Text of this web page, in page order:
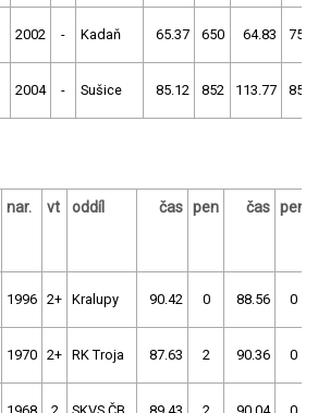
2002 - Kadaň 65.37 650 64.83 754
2004 - Sušice 85.12 852 113.77 852
nar. vt oddíl čas pen čas pen
1996 2+ Kralupy 90.42 0 88.56 0
1970 2+ RK Troja 87.63 2 90.36 0